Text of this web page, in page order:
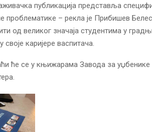
публикација представља
проблематике – рекла је Прибишев
од великог значаја студентима у
своје каријере васпитача.
ће се у књижарама Завода за уџбенике